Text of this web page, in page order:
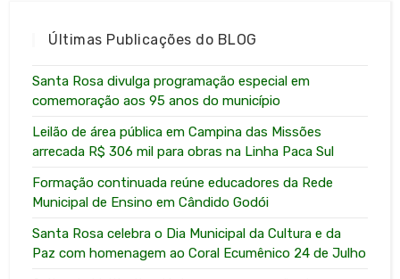
Últimas Publicações do BLOG
Santa Rosa divulga programação especial em
comemoração aos 95 anos do município
Leilão de área pública em Campina das Missões
arrecada R$ 306 mil para obras na Linha Paca Sul
Formação continuada reúne educadores da Rede
Municipal de Ensino em Cândido Godói
Santa Rosa celebra o Dia Municipal da Cultura e da
Paz com homenagem ao Coral Ecumênico 24 de Julho